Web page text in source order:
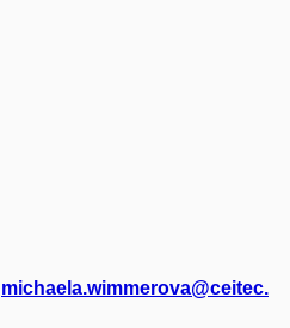
michaela.wimmerova@ceitec.